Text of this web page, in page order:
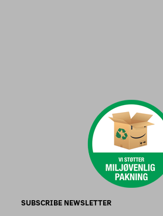
SUBSCRIBE NEWSLETTER